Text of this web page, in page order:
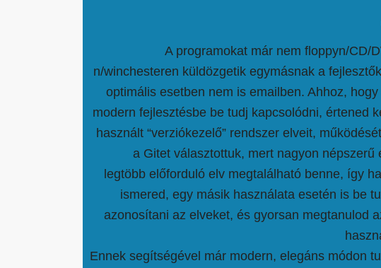
A programokat már nem floppyn/CD/
n/winchesteren küldözgetik egymásnak a
optimális esetben nem is emailben. Ahhoz, hogy
modern fejlesztésbe be tudj kapcsolódni, értened
használt “verziókezelő” rendszer elveit,
a Gitet választottuk, mert nagyon népszerű
legtöbb előforduló elv megtalálható benne, így
ismered, egy másik használata esetén is be
azonosítani az elveket, és gyorsan megtanulod
Ennek segítségével már modern, elegáns módon